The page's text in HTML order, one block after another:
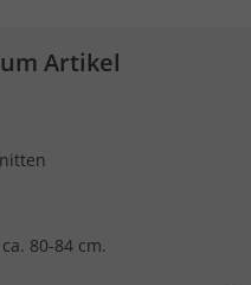
Artikel
80-84 cm.